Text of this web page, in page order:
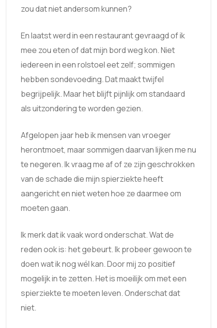
zou dat niet andersom kunnen?
En laatst werd in een restaurant gevraagd of ik
mee zou eten of dat mijn bord weg kon. Niet
iedereen in een rolstoel eet zelf; sommigen
hebben sondevoeding. Dat maakt twijfel
begrijpelijk. Maar het blijft pijnlijk om standaard
als uitzondering te worden gezien.
Afgelopen jaar heb ik mensen van vroeger
herontmoet, maar sommigen daarvan lijken me nu
te negeren. Ik vraag me af of ze zijn geschrokken
van de schade die mijn spierziekte heeft
aangericht en niet weten hoe ze daarmee om
moeten gaan.
Ik merk dat ik vaak word onderschat. Wat de
reden ook is: het gebeurt. Ik probeer gewoon te
doen wat ik nog wél kan. Door mij zo positief
mogelijk in te zetten. Het is moeilijk om met een
spierziekte te moeten leven. Onderschat dat
niet.